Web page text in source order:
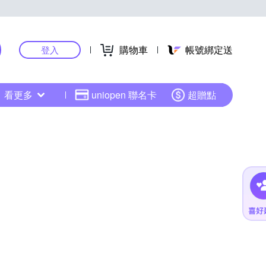
登入 購物車 帳號綁定送
看更多 uniopen 聯名卡 超贈點